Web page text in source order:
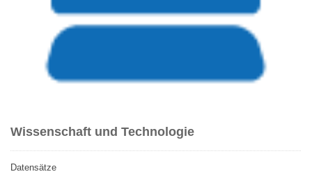
Wissenschaft und Technologie
Datensätze